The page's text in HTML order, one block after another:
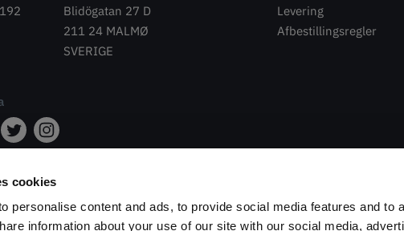
cookies
personalise content and ads, to provide social media features and to
information about your use of our site with our social media,
Blidögatan 27 D
211 24 MALMØ
SVERIGE
Levering
Afbestillingsregler